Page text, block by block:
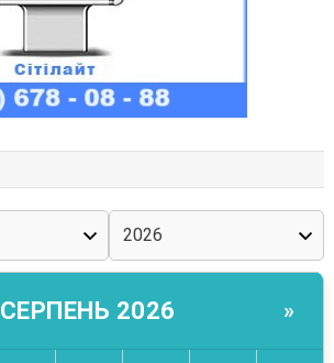
СЕРПЕНЬ 2026 »